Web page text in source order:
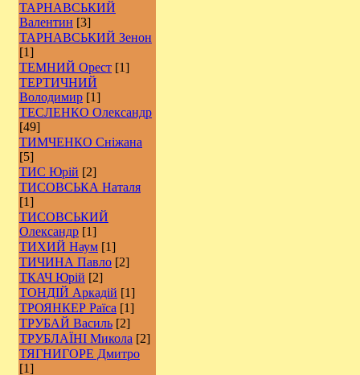
ТАРНАВСЬКИЙ
Валентин [3]
ТАРНАВСЬКИЙ Зенон
[1]
ТЕМНИЙ Орест [1]
ТЕРТИЧНИЙ
Володимир [1]
ТЕСЛЕНКО Олександр
[49]
ТИМЧЕНКО Сніжана
[5]
ТИС Юрій [2]
ТИСОВСЬКА Наталя
[1]
ТИСОВСЬКИЙ
Олександр [1]
ТИХИЙ Наум [1]
ТИЧИНА Павло [2]
ТКАЧ Юрій [2]
ТОНДІЙ Аркадій [1]
ТРОЯНКЕР Раїса [1]
ТРУБАЙ Василь [2]
ТРУБЛАЇНІ Микола [2]
ТЯГНИГОРЕ Дмитро
[1]